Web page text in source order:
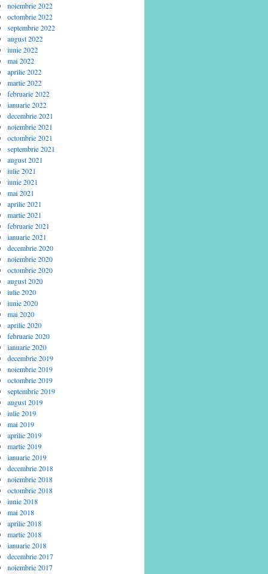
noiembrie 2022
octombrie 2022
septembrie 2022
august 2022
iunie 2022
mai 2022
aprilie 2022
martie 2022
februarie 2022
ianuarie 2022
decembrie 2021
noiembrie 2021
octombrie 2021
septembrie 2021
august 2021
iulie 2021
iunie 2021
mai 2021
aprilie 2021
martie 2021
februarie 2021
ianuarie 2021
decembrie 2020
noiembrie 2020
octombrie 2020
august 2020
iulie 2020
iunie 2020
mai 2020
aprilie 2020
februarie 2020
ianuarie 2020
decembrie 2019
noiembrie 2019
octombrie 2019
septembrie 2019
august 2019
iulie 2019
mai 2019
aprilie 2019
martie 2019
ianuarie 2019
decembrie 2018
noiembrie 2018
octombrie 2018
iunie 2018
mai 2018
aprilie 2018
martie 2018
ianuarie 2018
decembrie 2017
noiembrie 2017